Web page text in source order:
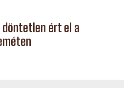
döntetlen ért el a